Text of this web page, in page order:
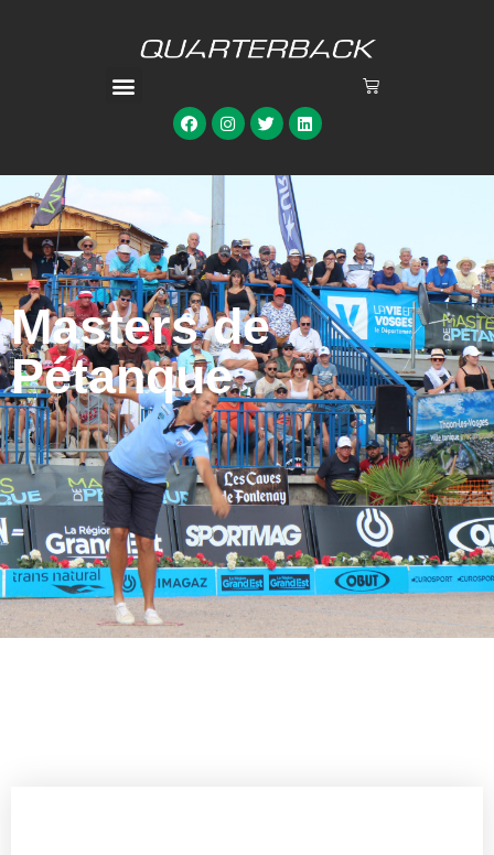
Masters de
Pétanque